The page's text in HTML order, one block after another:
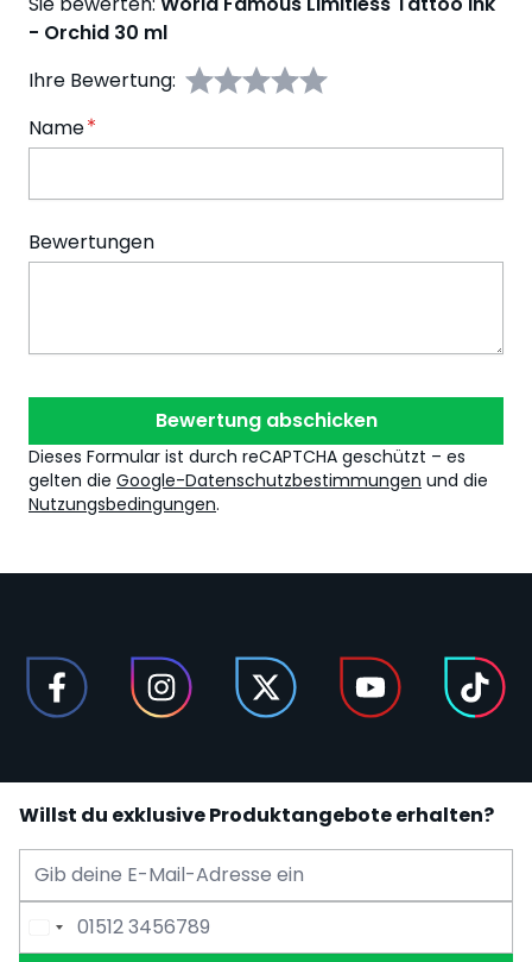
- Orchid 30 ml
Ihre Bewertung:
Name
Bewertungen
Bewertung abschicken
Dieses Formular ist durch reCAPTCHA geschützt – es
gelten die Google-Datenschutzbestimmungen und die
Nutzungsbedingungen.
Willst du exklusive Produktangebote erhalten?
E-Mail Adresse
Telefonnummer